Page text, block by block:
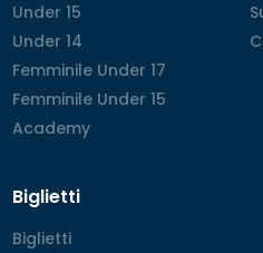
Under 15
Under 15
Under 14
Under 14
Femminile Under 17
Femminile Under 17
Femminile Under 15
Femminile Under 15
Academy
Academy
Biglietti
Biglietti
Biglietti